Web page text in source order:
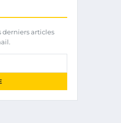
derniers articles